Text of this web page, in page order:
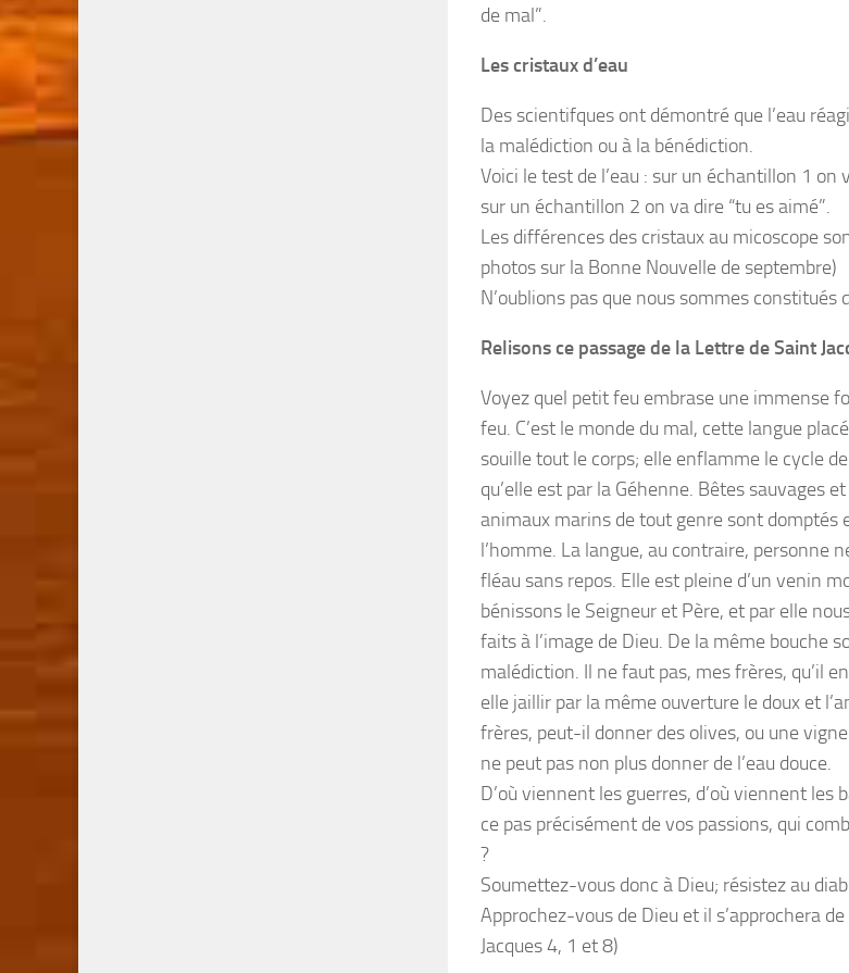
de mal”.
Les cristaux d’eau
Des scientifques ont démontré que l’eau
la malédiction ou à la bénédiction.
Voici le test de l’eau : sur un échantillon 1 on
sur un échantillon 2 on va dire “tu es aimé”.
Les différences des cristaux au micoscope
photos sur la Bonne Nouvelle de septembre)
N’oublions pas que nous sommes constitués
Relisons ce passage de la Lettre de Saint
Voyez quel petit feu embrase une immense
feu. C’est le monde du mal, cette langue
souille tout le corps; elle enflamme le cycle
qu’elle est par la Géhenne. Bêtes sauvages
animaux marins de tout genre sont domptés
l’homme. La langue, au contraire, personne
fléau sans repos. Elle est pleine d’un venin
bénissons le Seigneur et Père, et par elle
faits à l’image de Dieu. De la même bouche
malédiction. Il ne faut pas, mes frères, qu’il
elle jaillir par la même ouverture le doux et
frères, peut-il donner des olives, ou une
ne peut pas non plus donner de l’eau douce.
D’où viennent les guerres, d’où viennent les
ce pas précisément de vos passions, qui
?
Soumettez-vous donc à Dieu; résistez au
Approchez-vous de Dieu et il s’approchera
Jacques 4, 1 et 8)